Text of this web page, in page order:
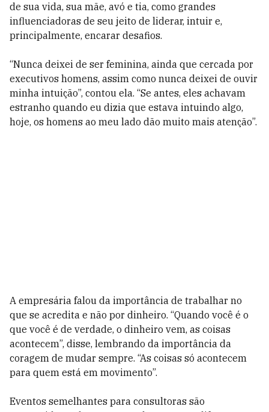
de sua vida, sua mãe, avó e tia, como grandes
influenciadoras de seu jeito de liderar, intuir e,
principalmente, encarar desafios.
“Nunca deixei de ser feminina, ainda que cercada por
executivos homens, assim como nunca deixei de ouvir
minha intuição”, contou ela. “Se antes, eles achavam
estranho quando eu dizia que estava intuindo algo,
hoje, os homens ao meu lado dão muito mais atenção”.
A empresária falou da importância de trabalhar no
que se acredita e não por dinheiro. “Quando você é o
que você é de verdade, o dinheiro vem, as coisas
acontecem”, disse, lembrando da importância da
coragem de mudar sempre. “As coisas só acontecem
para quem está em movimento”.
Eventos semelhantes para consultoras são